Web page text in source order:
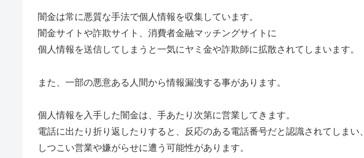
闇金は常に悪質な手法で個人情報を収集しています。
闇金サイトや詐欺サイト、消費者金融マッチングサイトに
個人情報を送信してしまうと一気にヤミ金や詐欺師に拡散されてしまいます。
また、一部の悪意ある人間から情報漏洩する事があります。
個人情報を入手した闇金は、手あたり次第に営業してきます。
電話に出たり折り返したりすると、反応のある電話番号だと認識されてしまい、
しつこい営業や嫌がらせに遭う可能性があります。